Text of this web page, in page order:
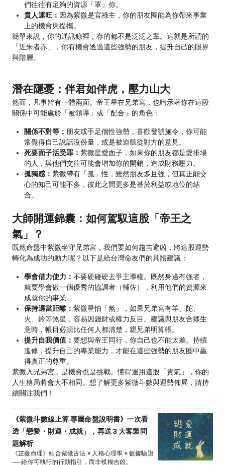
們往往有足夠的資源「罩」你。
貴人運旺： 因為紫微是官祿主，你的朋友圈能為你帶來事業
上的機會與提攜。
簡單來說，你的通訊錄裡，存的都不是泛泛之輩。這就是所謂的
「近朱者赤」，你有機會透過這些強勢的朋友，提升自己的眼界
與階層。
潛在隱憂：伴君如伴虎，壓力山大
然而，凡事皆有一體兩面。帝王星在兄弟宮，也暗示著你在這段
關係中可能處於「被領導」或「配合」的角色：
關係不對等： 朋友或手足個性強勢，喜歡發號施令，你可能
常覺得自己說話沒份量，或是被迫聽從對方的意見。
死要面子活受罪： 紫微星愛面子，如果你的朋友都是愛排場
的人，與他們交往可能會增加你的開銷，造成財務壓力。
孤獨感： 紫微帶有「孤」性，雖然朋友多且強，但真正能交
心的知己可能不多，彼此之間更多是基於利益或地位的結
合。
大師開運錦囊：如何駕馭這股「帝王之
氣」？
既然命盤中紫微坐守兄弟宮，我們要如何趨吉避凶，將這股運勢
轉化為成功的動力呢？以下是給台灣命友們的具體建議：
學會借力使力： 不要硬碰硬去爭主導權。既然身邊有強者，
就要學會做一個優秀的協調者（輔佐），利用他們的資源來
成就你的事業。
保持適當距離： 紫微星怕「煞」，如果兄弟宮有羊、陀、
火、鈴等煞星，容易因錢財或權力反目。建議與朋友合夥生
意時，帳目必須比任何人都清楚，親兄弟明算帳。
提升自我價值： 要想與帝王同行，你自己也不能太差。持續
進修，提升自己的專業能力，才能在這些強勢的朋友圈中贏
得真正的尊重。
紫微入兄弟宮，是機會也是挑戰。懂得運用這股「貴氣」，你的
人生格局將會大不相同。想了解更多紫微斗數與運勢佈局，請持
續關注我們！
《紫微斗數線上算 專屬命盤說明書》一次看
透「戀愛・財運・成就」，再送 3 大客製問
題解析
《芷薇命理》結合紫微古法 × 人格心理學 × 數據驗證
──給你可執行的行動指引，而非模糊吉凶。